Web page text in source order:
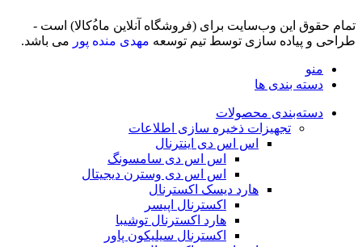
تمام حقوق اين وب‌سايت برای (فروشگاه آنلاین ماه‌‌‌‌‌‌ُکالا) است -
طراحی و پیاده سازی توسط تیم توسعه مهدی منده پور می باشد.
منو
دسته بندی ها
دسته‌بندی محصولات
تجهیزات ذخیره سازی اطلاعات
اس اس دی اینترنال
اس اس دی سامسونگ
اس اس دی وسترن دیجیتال
هارد دیسک اکسترنال
اکسترنال اپیسر
هارد اکسترنال توشیبا
اکسترنال سیلیکون پاور